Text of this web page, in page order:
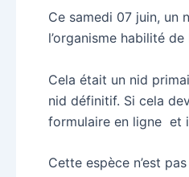
Ce samedi 07 juin, un
l’organisme habilité
Cela était un nid
nid définitif. Si cela
formulaire en ligne et
Cette espèce n’est